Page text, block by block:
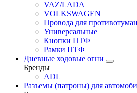
VAZ/LADA
VOLKSWAGEN
Провода для
Универсальные
Кнопки ПТФ
Рамки ПТФ
Дневные ходовые огни
Бренды
ADL
Разъемы (патроны) для